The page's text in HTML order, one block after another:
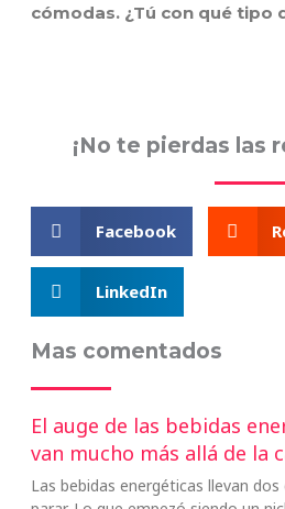
cómodas. ¿Tú con qué tipo
¡No te pierdas las
Facebook
LinkedIn
Mas comentados
El auge de las bebidas
van mucho más allá de la
Las bebidas energéticas llevan